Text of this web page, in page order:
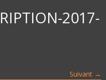
2017-
Suivant →